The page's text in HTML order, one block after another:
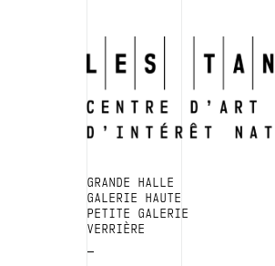
GRANDE HALLE
GALERIE HAUTE
PETITE GALERIE
VERRIÈRE